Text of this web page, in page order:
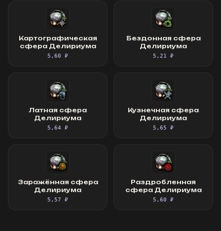
Картографическая
сфера Делириума
5,60 ₽
Бездонная сфера
Делириума
5,21 ₽
Латная сфера
Делириума
5,64 ₽
Кузнечная сфера
Делириума
5,65 ₽
Заражённая сфера
Делириума
5,57 ₽
Раздробленная
сфера Делириума
5,60 ₽